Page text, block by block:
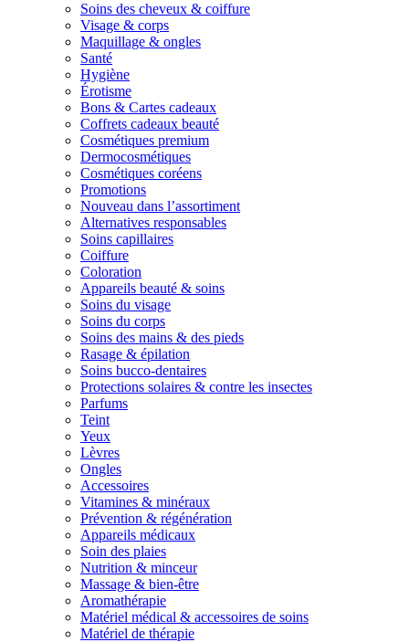
Soins des cheveux & coiffure
Visage & corps
Maquillage & ongles
Santé
Hygiène
Érotisme
Bons & Cartes cadeaux
Coffrets cadeaux beauté
Cosmétiques premium
Dermocosmétiques
Cosmétiques coréens
Promotions
Nouveau dans l’assortiment
Alternatives responsables
Soins capillaires
Coiffure
Coloration
Appareils beauté & soins
Soins du visage
Soins du corps
Soins des mains & des pieds
Rasage & épilation
Soins bucco-dentaires
Protections solaires & contre les insectes
Parfums
Teint
Yeux
Lèvres
Ongles
Accessoires
Vitamines & minéraux
Prévention & régénération
Appareils médicaux
Soin des plaies
Nutrition & minceur
Massage & bien-être
Aromathérapie
Matériel médical & accessoires de soins
Matériel de thérapie